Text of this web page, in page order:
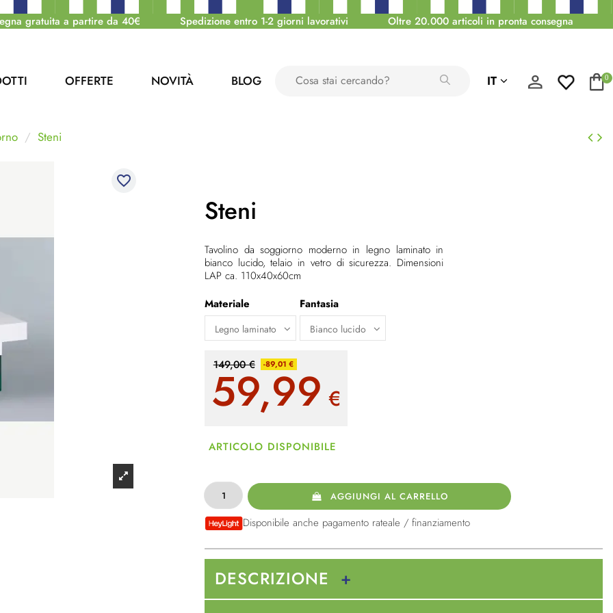
gratuita a partire da 40€ Spedizione entro 1-2 giorni lavorativi Oltre 20.000 articoli in pronta consegna
OFFERTE NOVITÀ BLOG IT 0
Steni
favorite_border
Steni
Tavolino da soggiorno moderno in legno laminato in
bianco lucido, telaio in vetro di sicurezza. Dimensioni
LAP ca. 110x40x60cm
Materiale
Fantasia
149,00 € -89,01 €
59,99 €
ARTICOLO DISPONIBILE
AGGIUNGI AL CARRELLO
Disponibile anche pagamento rateale / finanziamento
DESCRIZIONE